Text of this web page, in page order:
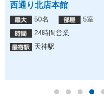
西通り北店本館
50名
5室
24時間営業
天神駅